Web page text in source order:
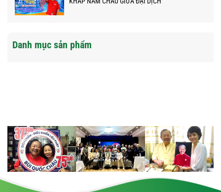
Danh mục sản phẩm